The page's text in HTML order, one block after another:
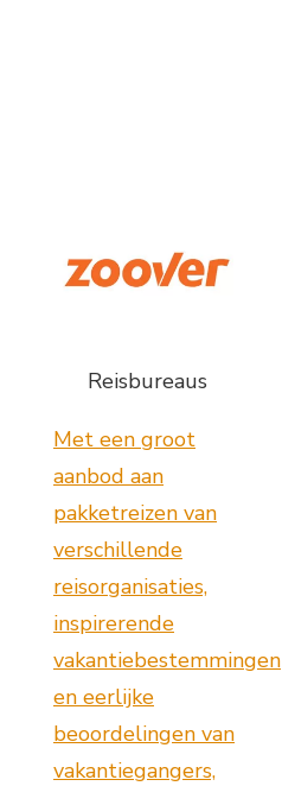
Reisbureaus
Met een groot
aanbod aan
pakketreizen van
verschillende
reisorganisaties,
inspirerende
vakantiebestemmingen
en eerlijke
beoordelingen van
vakantiegangers,